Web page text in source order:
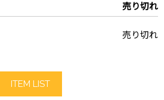
売り切れ
売り切れ
ITEM LIST